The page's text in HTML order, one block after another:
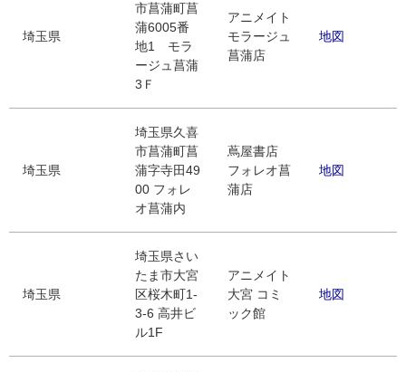
埼玉県
市菖蒲町菖
蒲6005番
地1 モラ
ージュ菖蒲
3Ｆ
アニメイト
モラージュ
菖蒲店
地図
埼玉県
埼玉県久喜
市菖蒲町菖
蒲字寺田49
00 フォレ
オ菖蒲内
蔦屋書店
フォレオ菖
蒲店
地図
埼玉県
埼玉県さい
たま市大宮
区桜木町1-
3-6 高井ビ
ル1F
アニメイト
大宮 コミ
ック館
地図